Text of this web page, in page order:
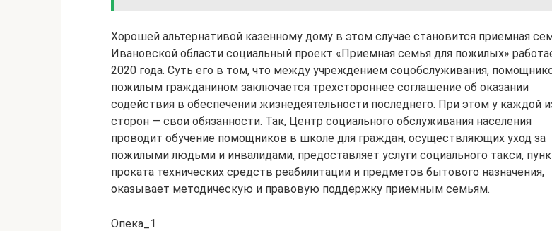
Хорошей альтернативой казенному дому в этом случае становится приемная
Ивановской области социальный проект «Приемная семья для пожилых»
2020 года. Суть его в том, что между учреждением соцобслуживания,
пожилым гражданином заключается трехстороннее соглашение об оказании
содействия в обеспечении жизнедеятельности последнего. При этом у каждой
сторон — свои обязанности. Так, Центр социального обслуживания населения
проводит обучение помощников в школе для граждан, осуществляющих уход за
пожилыми людьми и инвалидами, предоставляет услуги социального такси,
проката технических средств реабилитации и предметов бытового назначения,
оказывает методическую и правовую поддержку приемным семьям.
Опека_1